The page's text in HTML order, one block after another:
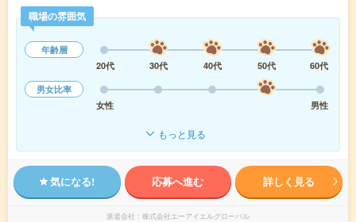
職場の雰囲気
年齢層
20代
30代 40代 50代
60代
男女比率
女性
男性
もっと見る
気になる! 応募へ進む 詳しく見る
派遣会社 株式会社エーアイエルグローバル